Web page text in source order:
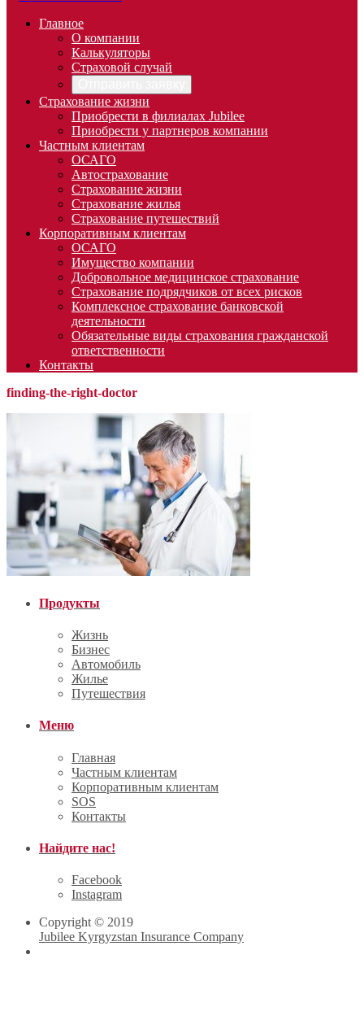
Главное
О компании
Калькуляторы
Страховой случай
Страхование жизни
Приобрести в филиалах Jubilee
Приобрести у партнеров компании
Частным клиентам
ОСАГО
Автострахование
Страхование жизни
Страхование жилья
Страхование путешествий
Корпоративным клиентам
ОСАГО
Имущество компании
Добровольное медицинское страхование
Страхование подрядчиков от всех рисков
Комплексное страхование банковской
деятельности
Обязательные виды страхования гражданской
ответственности
Контакты
finding-the-right-doctor
Продукты
Жизнь
Бизнес
Автомобиль
Жилье
Путешествия
Меню
Главная
Частным клиентам
Корпоративным клиентам
SOS
Контакты
Найдите нас!
Facebook
Instagram
Copyright © 2019
Jubilee Kyrgyzstan Insurance Company